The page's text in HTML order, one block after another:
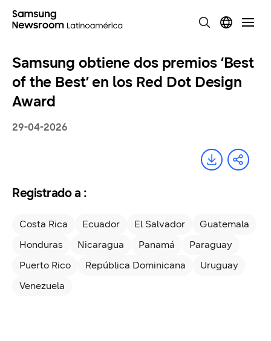
Samsung obtiene dos premios ‘Best
of the Best’ en los Red Dot Design
Award
29-04-2026
Registrado a :
Costa Rica Ecuador El Salvador
Guatemala
Honduras
Nicaragua Panamá
Paraguay
Puerto Rico
República Dominicana
Uruguay
Venezuela